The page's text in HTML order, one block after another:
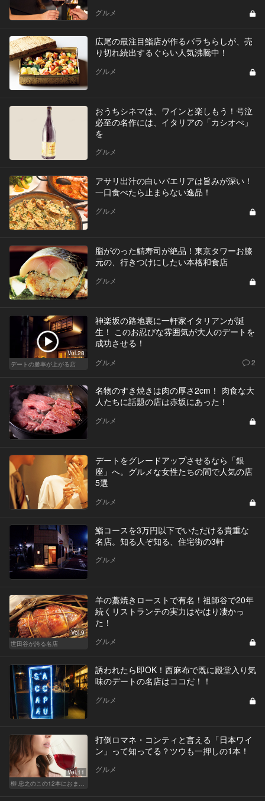
グルメ
広尾の最注目鮨店が作るバラちらしが、売
り切れ続出するぐらい人気沸騰中！
グルメ
おうちシネマは、ワインと楽しもう！号泣
必至の名作には、イタリアの「カシオぺ」
を
グルメ
アサリ出汁の白いパエリアは旨みが深い！
一口食べたら止まらない逸品！
グルメ
脂がのった鯖寿司が絶品！東京タワーお膝
元の、行きつけにしたい本格和食店
グルメ
Vol.28
デートの勝率が上がる店
神楽坂の路地裏に一軒家イタリアンが誕
生！ このお忍びな雰囲気が大人のデートを
成功させる！
グルメ 2
名物のすき焼きは肉の厚さ2cm！ 肉食な大
人たちに話題の店は赤坂にあった！
グルメ
デートをグレードアップさせるなら「銀
座」へ。グルメな女性たちの間で人気の店
5選
グルメ
鮨コースを3万円以下でいただける貴重な
名店。知る人ぞ知る、住宅街の3軒
グルメ
Vol.9
世田谷が誇る名店
羊の藁焼きローストで有名！祖師谷で20年
続くリストランテの実力はやはり凄かっ
た！
グルメ
誘われたら即OK！西麻布で既に殿堂入り気
味のデートの名店はココだ！！
グルメ
Vol.11
打倒ロマネ・コンティと言える「日本ワイ
ン」って知ってる？ツウも一押しの1本！
グルメ